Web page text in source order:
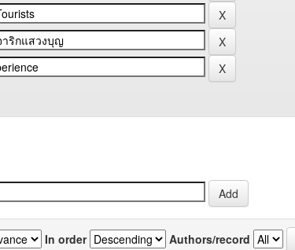
In order Authors/record